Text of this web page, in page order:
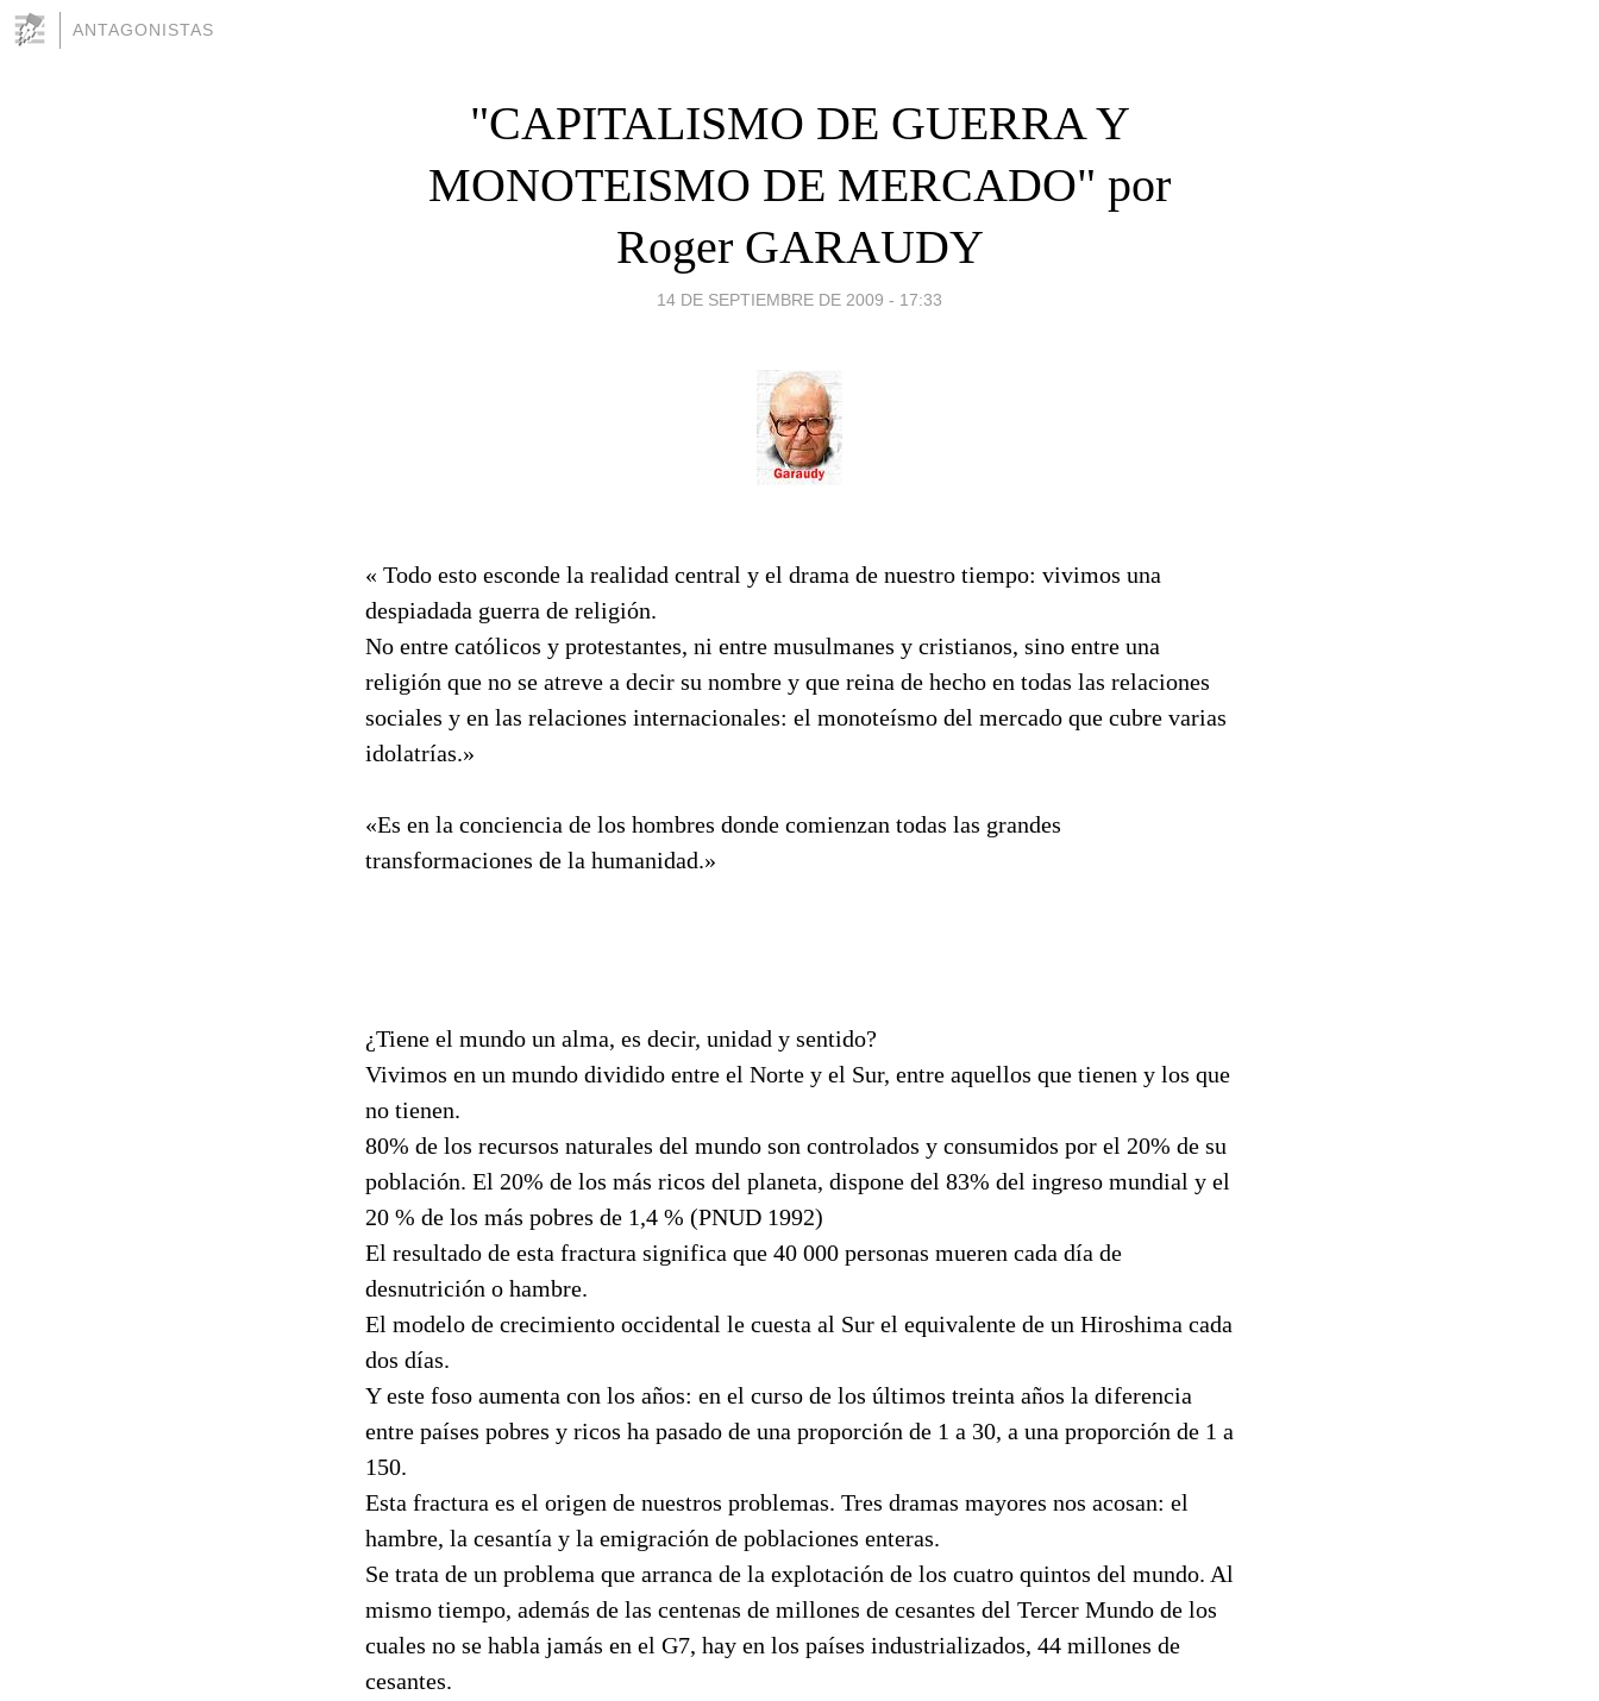
ANTAGONISTAS
"CAPITALISMO DE GUERRA Y
MONOTEISMO DE MERCADO" por
Roger GARAUDY
14 DE SEPTIEMBRE DE 2009 - 17:33
« Todo esto esconde la realidad central y el drama de nuestro tiempo: vivimos una
despiadada guerra de religión.
No entre católicos y protestantes, ni entre musulmanes y cristianos, sino entre una
religión que no se atreve a decir su nombre y que reina de hecho en todas las relaciones
sociales y en las relaciones internacionales: el monoteísmo del mercado que cubre varias
idolatrías.»
«Es en la conciencia de los hombres donde comienzan todas las grandes
transformaciones de la humanidad.»
¿Tiene el mundo un alma, es decir, unidad y sentido?
Vivimos en un mundo dividido entre el Norte y el Sur, entre aquellos que tienen y los que
no tienen.
80% de los recursos naturales del mundo son controlados y consumidos por el 20% de su
población. El 20% de los más ricos del planeta, dispone del 83% del ingreso mundial y el
20 % de los más pobres de 1,4 % (PNUD 1992)
El resultado de esta fractura significa que 40 000 personas mueren cada día de
desnutrición o hambre.
El modelo de crecimiento occidental le cuesta al Sur el equivalente de un Hiroshima cada
dos días.
Y este foso aumenta con los años: en el curso de los últimos treinta años la diferencia
entre países pobres y ricos ha pasado de una proporción de 1 a 30, a una proporción de 1 a
150.
Esta fractura es el origen de nuestros problemas. Tres dramas mayores nos acosan: el
hambre, la cesantía y la emigración de poblaciones enteras.
Se trata de un problema que arranca de la explotación de los cuatro quintos del mundo. Al
mismo tiempo, además de las centenas de millones de cesantes del Tercer Mundo de los
cuales no se habla jamás en el G7, hay en los países industrializados, 44 millones de
cesantes.